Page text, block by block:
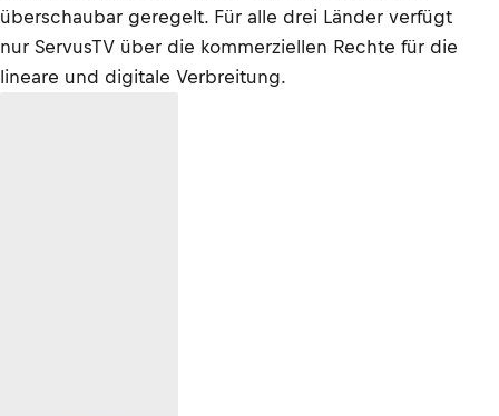
überschaubar geregelt. Für alle drei Länder verfügt
nur ServusTV über die kommerziellen Rechte für die
lineare und digitale Verbreitung.